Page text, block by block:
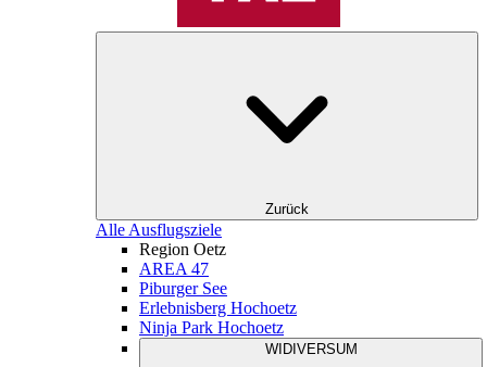
Zurück
Alle Ausflugsziele
Region Oetz
AREA 47
Piburger See
Erlebnisberg Hochoetz
Ninja Park Hochoetz
WIDIVERSUM